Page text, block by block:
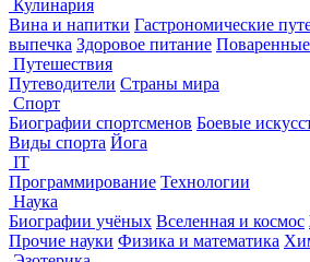
Кулинария
Вина и напитки Гастрономические
выпечка Здоровое питание
Путешествия
Путеводители Страны мира
Спорт
Биографии спортсменов Боевые
Виды спорта Йога
IT
Программирование Технологии
Наука
Биографии учёных Вселенная и космос
Прочие науки Физика и математика